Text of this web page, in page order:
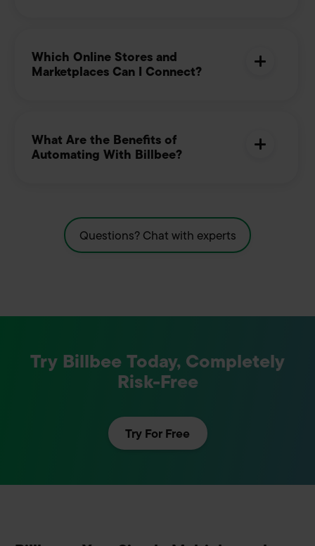
Which Online Stores and
Marketplaces Can I Connect?
What Are the Benefits of
Automating With Billbee?
Questions? Chat with experts
Try Billbee Today, Completely
Risk-Free
Try For Free